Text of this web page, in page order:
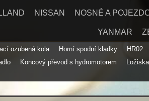
NISSAN NOSNÉ A
YANMAR
ozubená kola Horní spodní kladky HR02
Koncový převod s hydromotorem Ložiska